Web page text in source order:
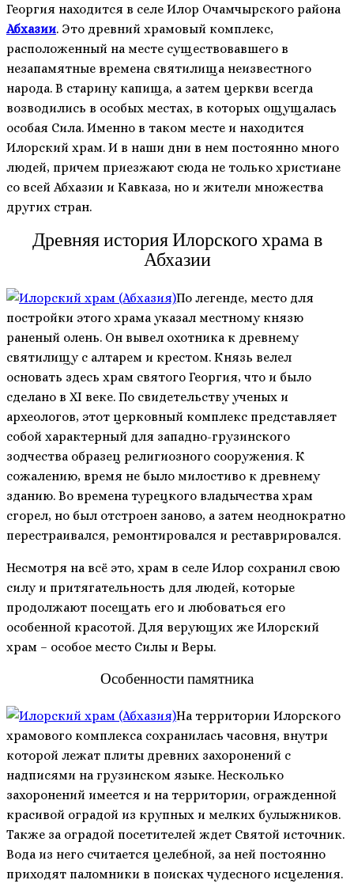
Георгия находится в селе Илор Очамчырского района
Абхазии. Это древний храмовый комплекс,
расположенный на месте существовавшего в
незапамятные времена святилища неизвестного
народа. В старину капища, а затем церкви всегда
возводились в особых местах, в которых ощущалась
особая Сила. Именно в таком месте и находится
Илорский храм. И в наши дни в нем постоянно много
людей, причем приезжают сюда не только христиане
со всей Абхазии и Кавказа, но и жители множества
других стран.
Древняя история Илорского храма в
Абхазии
По легенде, место для
постройки этого храма указал местному князю
раненый олень. Он вывел охотника к древнему
святилищу с алтарем и крестом. Князь велел
основать здесь храм святого Георгия, что и было
сделано в XI веке. По свидетельству ученых и
археологов, этот церковный комплекс представляет
собой характерный для западно-грузинского
зодчества образец религиозного сооружения. К
сожалению, время не было милостиво к древнему
зданию. Во времена турецкого владычества храм
сгорел, но был отстроен заново, а затем неоднократно
перестраивался, ремонтировался и реставрировался.
Несмотря на всё это, храм в селе Илор сохранил свою
силу и притягательность для людей, которые
продолжают посещать его и любоваться его
особенной красотой. Для верующих же Илорский
храм – особое место Силы и Веры.
Особенности памятника
На территории Илорского
храмового комплекса сохранилась часовня, внутри
которой лежат плиты древних захоронений с
надписями на грузинском языке. Несколько
захоронений имеется и на территории, огражденной
красивой оградой из крупных и мелких булыжников.
Также за оградой посетителей ждет Святой источник.
Вода из него считается целебной, за ней постоянно
приходят паломники в поисках чудесного исцеления.